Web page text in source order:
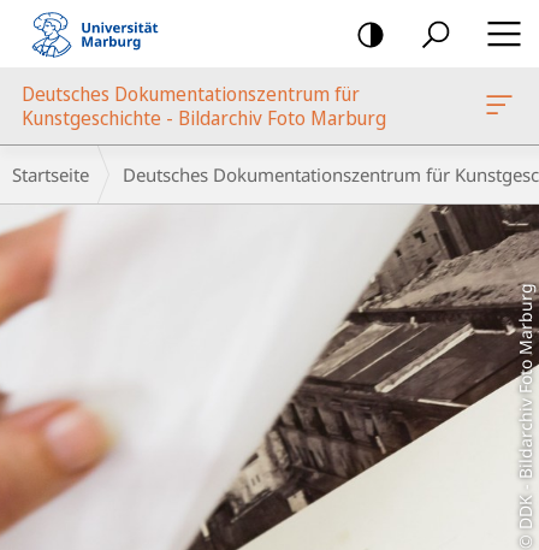
Mobile-
Navigation
Marburg
Deutsches Dokumentationszentrum für
Kunstgeschichte - Bildarchiv Foto Marburg
Hauptinhalt
Breadcrumb-
Navigation
Startseite Deutsches Dokumentationszentrum für
© DDK - Bildarchiv Foto Marburg